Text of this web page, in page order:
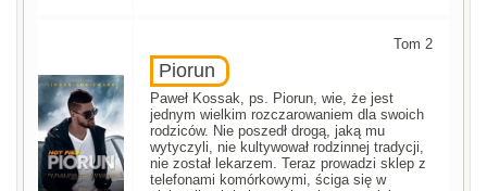
Tom 2
Piorun
Paweł Kossak, ps. Piorun, wie, że jest
jednym wielkim rozczarowaniem dla swoich
rodziców. Nie poszedł drogą, jaką mu
wytyczyli, nie kultywował rodzinnej tradycji,
nie został lekarzem. Teraz prowadzi sklep z
telefonami komórkowymi, ściga się w